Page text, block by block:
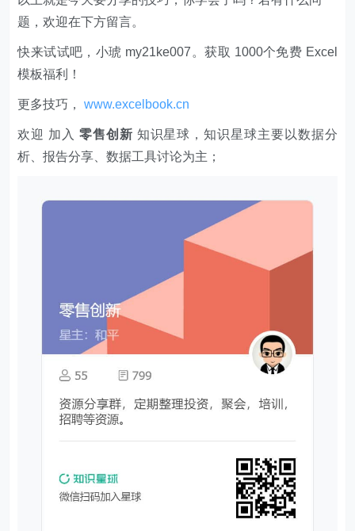
欢迎 加入零售创新知识星球，知识星球主要以数据分
析、报告分享、数据工具讨论为主；
你将获得：
1、价值上万元的专业的PPT报告模板。